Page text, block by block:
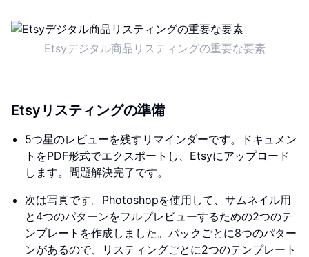
Etsyデジタル商品リスティングの重要な要素
Etsyリスティングの準備
5つ星のレビューを残すリマインダーです。ドキュメン
トをPDF形式でエクスポートし、Etsyにアップロード
します。問題解決完了です。
次は写真です。Photoshopを使用して、サムネイル用
と4つのパターンをフルプレビューするための2つのテ
ンプレートを作成しました。パックごとに8つのパター
ンがあるので、リスティングごとに2つのテンプレート